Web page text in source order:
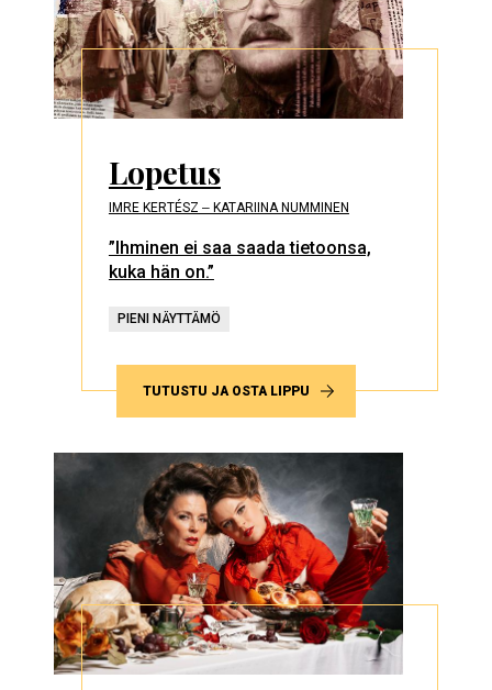
Lopetus
IMRE KERTÉSZ ‒ KATARIINA NUMMINEN
”Ihminen ei saa saada tietoonsa,
kuka hän on.”
PIENI NÄYTTÄMÖ
TUTUSTU JA OSTA LIPPU